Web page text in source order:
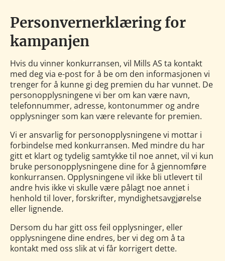
Personvernerklæring for
kampanjen
Hvis du vinner konkurransen, vil Mills AS ta kontakt
med deg via e-post for å be om den informasjonen vi
trenger for å kunne gi deg premien du har vunnet. De
personopplysningene vi ber om kan være navn,
telefonnummer, adresse, kontonummer og andre
opplysninger som kan være relevante for premien.
Vi er ansvarlig for personopplysningene vi mottar i
forbindelse med konkurransen. Med mindre du har
gitt et klart og tydelig samtykke til noe annet, vil vi kun
bruke personopplysningene dine for å gjennomføre
konkurransen. Opplysningene vil ikke bli utlevert til
andre hvis ikke vi skulle være pålagt noe annet i
henhold til lover, forskrifter, myndighetsavgjørelse
eller lignende.
Dersom du har gitt oss feil opplysninger, eller
opplysningene dine endres, ber vi deg om å ta
kontakt med oss slik at vi får korrigert dette.